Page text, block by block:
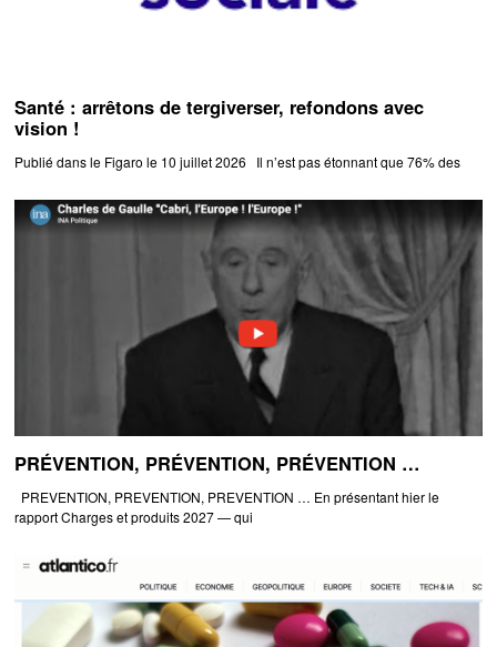
Santé : arrêtons de tergiverser, refondons avec
vision !
Publié dans le Figaro le 10 juillet 2026 Il n’est pas étonnant que 76% des
PRÉVENTION, PRÉVENTION, PRÉVENTION …
PREVENTION, PREVENTION, PREVENTION … En présentant hier le
rapport Charges et produits 2027 — qui